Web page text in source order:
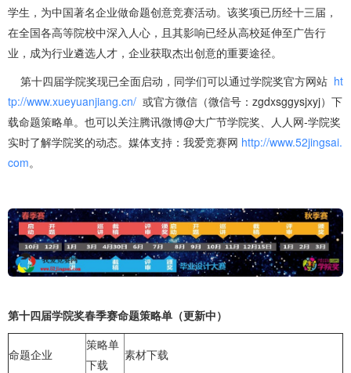
学生，为中国著名企业做命题创意竞赛活动。该奖项已历经十三届，
在全国各高等院校中深入人心，且其影响已经从高校延伸至广告行
业，成为行业遴选人才，企业获取杰出创意的重要途径。
第十四届学院奖现已全面启动，同学们可以通过学院奖官方网站 ht
tp://www.xueyuanjiang.cn/ 或官方微信（微信号：zgdxsggysjxyj）下
载命题策略单。也可以关注腾讯微博@大广节学院奖、人人网-学院奖
实时了解学院奖的动态。媒体支持：我爱竞赛网 http://www.52jingsai.
com。
第十四届学院奖春季赛命题策略单（更新中）
命题企业
策略单
下载
素材下载